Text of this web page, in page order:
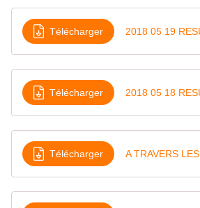
Télécharger
Télécharger
Télécharger